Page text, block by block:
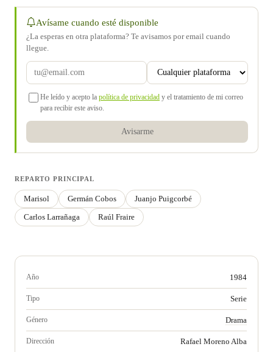
Avísame cuando esté disponible
¿La esperas en otra plataforma? Te avisamos por email cuando
llegue.
He leído y acepto la política de privacidad y el tratamiento de mi correo
para recibir este aviso.
Avisarme
REPARTO PRINCIPAL
Marisol Germán Cobos
Juanjo Puigcorbé
Carlos Larrañaga
Raúl Fraire
Año 1984
Tipo Serie
Género Drama
Dirección Rafael Moreno Alba